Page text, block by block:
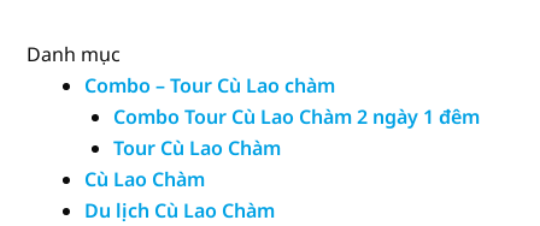
Danh mục
Combo – Tour Cù Lao chàm
Combo Tour Cù Lao Chàm 2 ngày 1 đêm
Tour Cù Lao Chàm
Cù Lao Chàm
Du lịch Cù Lao Chàm